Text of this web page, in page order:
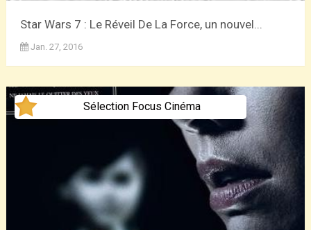
Star Wars 7 : Le Réveil De La Force, un nouvel...
Jan. 27, 2016
Sélection Focus Cinéma